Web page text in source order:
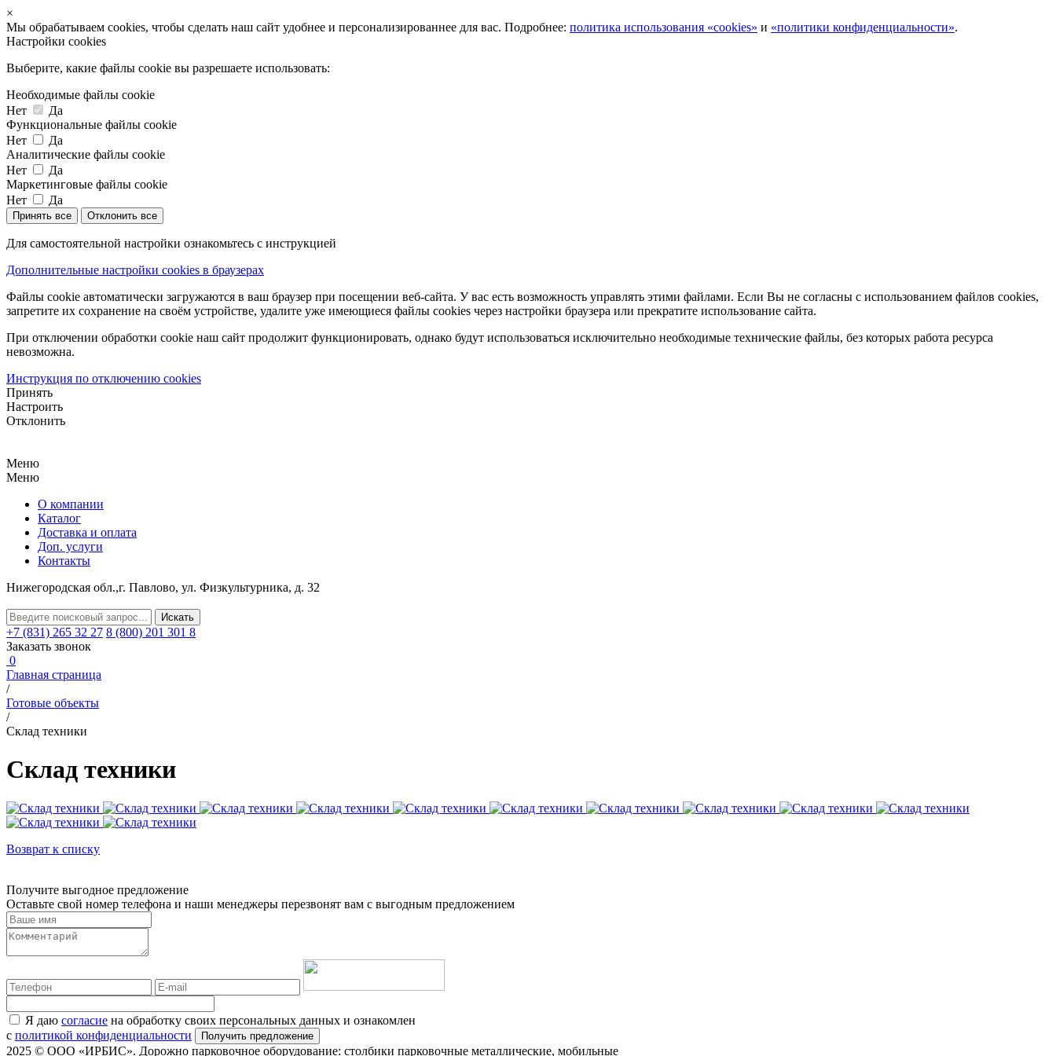
×
Мы обрабатываем cookies, чтобы сделать наш сайт удобнее и персонализированнее для вас. Подробнее: политика использования «cookies» и «политики конфиденциальности».
Настройки cookies
Выберите, какие файлы cookie вы разрешаете использовать:
Необходимые файлы cookie
Нет
Да
Функциональные файлы cookie
Нет
Да
Аналитические файлы cookie
Нет
Да
Маркетинговые файлы cookie
Нет
Да
Принять все Отклонить все
Для самостоятельной настройки ознакомьтесь с инструкцией
Дополнительные настройки cookies в браузерах
Файлы cookie автоматически загружаются в ваш браузер при посещении веб-сайта. У вас есть возможность управлять этими файлами. Если Вы не согласны с использованием файлов cookies,
запретите их сохранение на своём устройстве, удалите уже имеющиеся файлы cookies через настройки браузера или прекратите использование сайта.
При отключении обработки cookie наш сайт продолжит функционировать, однако будут использоваться исключительно необходимые технические файлы, без которых работа ресурса
невозможна.
Инструкция по отключению cookies
Принять
Настроить
Отклонить
Меню
Меню
О компании
Каталог
Доставка и оплата
Доп. услуги
Контакты
Нижегородская обл.,г. Павлово, ул. Физкультурника, д. 32
+7 (831) 265 32 27 8 (800) 201 301 8
Заказать звонок
0
Главная страница
/
Готовые объекты
/
Склад техники
Склад техники
Возврат к списку
Получите выгодное предложение
Оставьте свой номер телефона и наши менеджеры перезвонят вам с выгодным предложением
Я даю согласие на обработку своих персональных данных и ознакомлен
с политикой конфиденциальности
2025 © ООО «ИРБИС». Дорожно парковочное оборудование: столбики парковочные металлические, мобильные